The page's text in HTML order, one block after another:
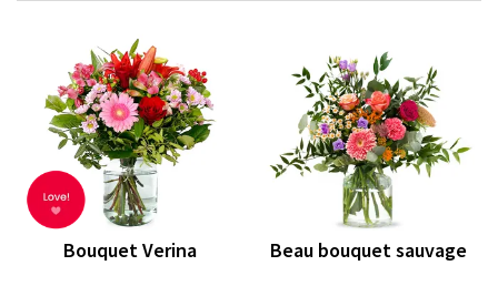
Bouquet Verina Beau bouquet sauvage